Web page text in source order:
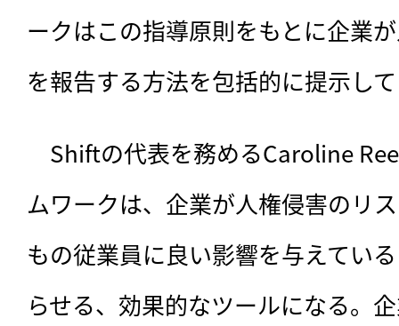
ークはこの指導原則をもとに企業
を報告する方法を包括的に提示し
Shiftの代表を務めるCaroline
ムワークは、企業が人権侵害のリ
もの従業員に良い影響を与えてい
らせる、効果的なツールになる。